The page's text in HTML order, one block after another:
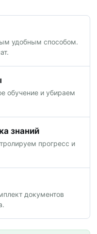
удобным способом.
обучение и убираем
знаний
прогресс и
документов